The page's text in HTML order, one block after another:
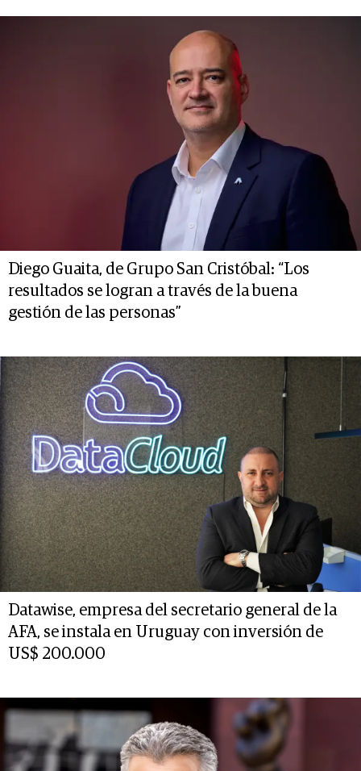
Diego Guaita, de Grupo San Cristóbal: “Los
resultados se logran a través de la buena
gestión de las personas”
Datawise, empresa del secretario general de la
AFA, se instala en Uruguay con inversión de
US$ 200.000